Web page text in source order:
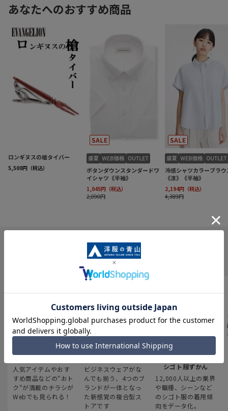
INFORMATION
最新のお買い得情報
人気アイテムやおす
すめ商品などの“おト
ク“が満載のチラシが
Webでも見られる！
スーツスクエア
ビジネスウェアがな
んでも揃う、4つのブ
ランドが一体となっ
た新感覚の複合型ス
トアです
みんなの
シゴト服ずかん
12,000人以上の業界
や職種、シーンなど
のシゴト服の着用傾
向をデータ化。